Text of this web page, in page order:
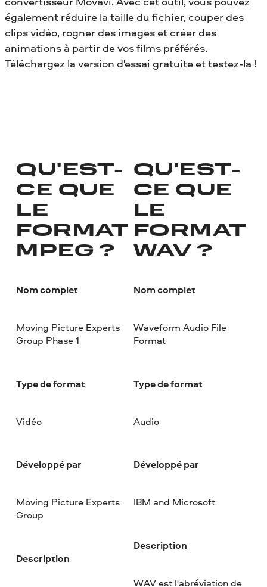
également réduire la taille du fichier, couper des
clips vidéo, rogner des images et créer des
animations à partir de vos films préférés.
Téléchargez la version d'essai gratuite et testez-la !
QU'EST-
CE QUE
LE
FORMAT
MPEG ?
Nom complet
Moving Picture Experts
Group Phase 1
Type de format
Vidéo
Développé par
Moving Picture Experts
Group
Description
QU'EST-
CE QUE
LE
FORMAT
WAV ?
Nom complet
Waveform Audio File
Format
Type de format
Audio
Développé par
IBM and Microsoft
Description
WAV est l'abréviation de